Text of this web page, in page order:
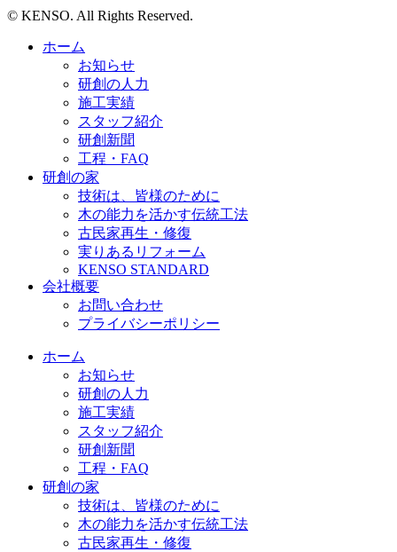
© KENSO. All Rights Reserved.
ホーム
お知らせ
研創の人力
施工実績
スタッフ紹介
研創新聞
工程・FAQ
研創の家
技術は、皆様のために
木の能力を活かす伝統工法
古民家再生・修復
実りあるリフォーム
KENSO STANDARD
会社概要
お問い合わせ
プライバシーポリシー
ホーム
お知らせ
研創の人力
施工実績
スタッフ紹介
研創新聞
工程・FAQ
研創の家
技術は、皆様のために
木の能力を活かす伝統工法
古民家再生・修復